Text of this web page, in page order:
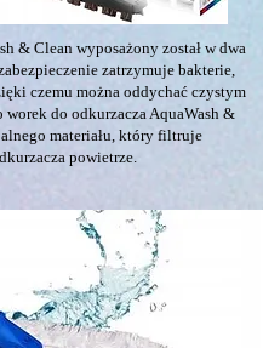
& Clean wyposażony został w dwa
zatrzymuje bakterie,
czemu można oddychać czystym
do odkurzacza AquaWash &
materiału, który filtruje
powietrze.